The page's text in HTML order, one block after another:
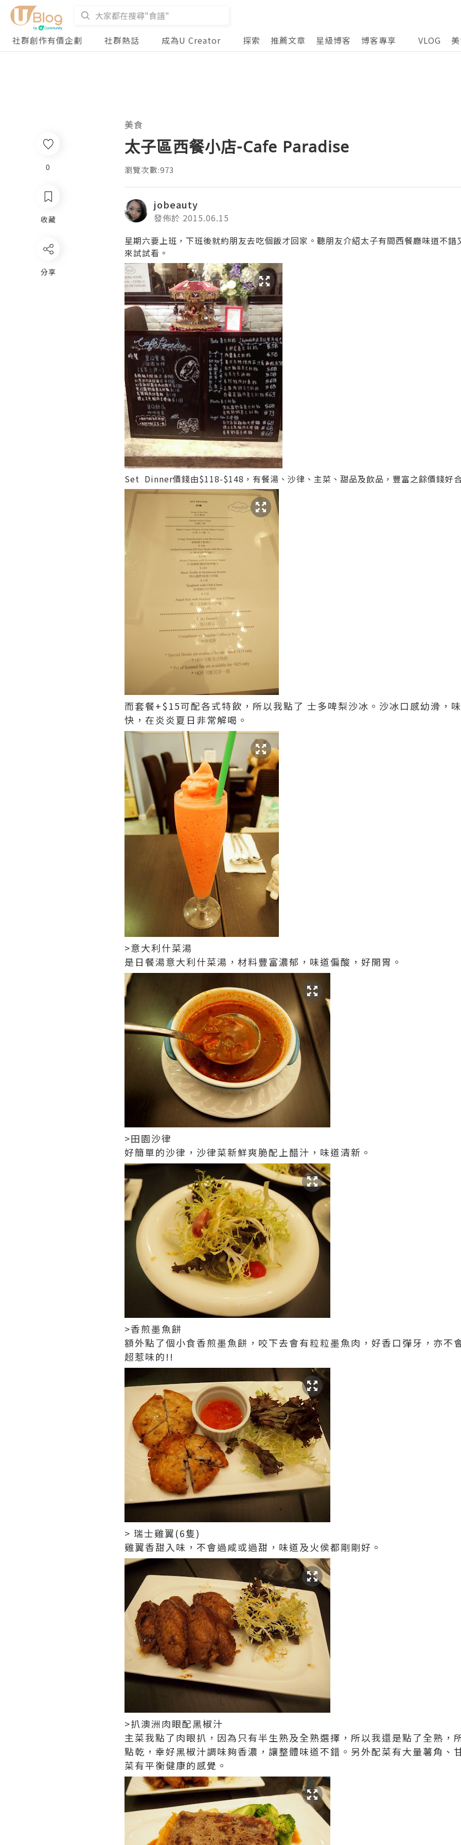
社群創作有價企劃 社群熱話 成為U Creator 探索 推薦文章 星級博客 博客專享 VLOG
0
收藏
分享
美食
太子區西餐小店-Cafe Paradise
瀏覽次數:973
jobeauty
發佈於 2015.06.15
星期六要上班，下班後就約朋友去吃個飯才回家。聽朋友介紹太子有間西餐廳味道不
來試試看。
Set Dinner價錢由$118-$148，有餐湯、沙律、主菜、甜品及飲品，豐富之餘價錢好
而套餐+$15可配各式特飲，所以我點了 士多啤梨沙冰。沙冰口感幼滑，
快，在炎炎夏日非常解喝。
>意大利什菜湯
是日餐湯意大利什菜湯，材料豐富濃郁，味道偏酸，好開胃。
>田園沙律
好簡單的沙律，沙律菜新鮮爽脆配上醋汁，味道清新。
>香煎墨魚餅
額外點了個小食香煎墨魚餅，咬下去會有粒粒墨魚肉，好香口彈牙，亦不
超惹味的!!
> 瑞士雞翼(6隻)
雞翼香甜入味，不會過咸或過甜，味道及火侯都剛剛好。
>扒澳洲肉眼配黑椒汁
主菜我點了肉眼扒，因為只有半生熟及全熟選擇，所以我還是點了全熟，
點乾，幸好黑椒汁調味夠香濃，讓整體味道不錯。另外配菜有大量薯角、
菜有平衡健康的感覺。